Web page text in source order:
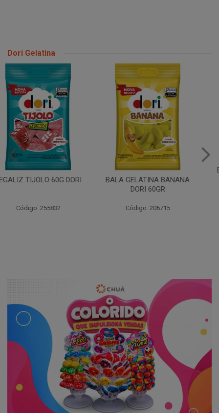
Dori Gelatina
BALA GELATINA BANANA
Código: 206715
BALA GELATINA AMORA
DORI 60GR
Código: 206720